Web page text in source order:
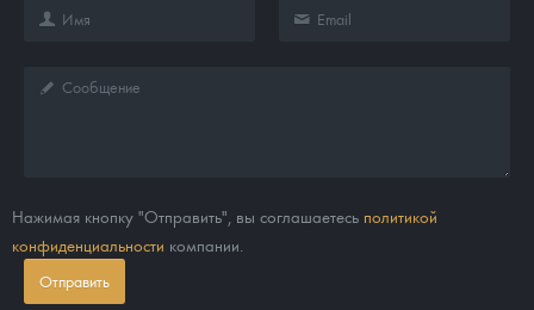
Нажимая кнопку "Отправить", вы соглашаетесь политикой
конфиденциальности компании.
Отправить